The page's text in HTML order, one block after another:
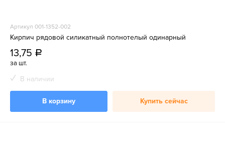
Артикул 001-1352-002
Кирпич рядовой силикатный полнотелый одинарный
13,75 a
за шт.
В наличии
В корзину Купить сейчас